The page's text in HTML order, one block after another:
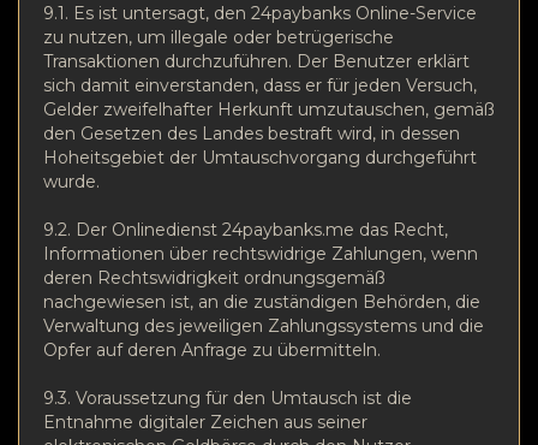
9.1. Es ist untersagt, den 24paybanks Online-Service
zu nutzen, um illegale oder betrügerische
Transaktionen durchzuführen. Der Benutzer erklärt
sich damit einverstanden, dass er für jeden Versuch,
Gelder zweifelhafter Herkunft umzutauschen, gemäß
den Gesetzen des Landes bestraft wird, in dessen
Hoheitsgebiet der Umtauschvorgang durchgeführt
wurde.
9.2. Der Onlinedienst 24paybanks.me das Recht,
Informationen über rechtswidrige Zahlungen, wenn
deren Rechtswidrigkeit ordnungsgemäß
nachgewiesen ist, an die zuständigen Behörden, die
Verwaltung des jeweiligen Zahlungssystems und die
Opfer auf deren Anfrage zu übermitteln.
9.3. Voraussetzung für den Umtausch ist die
Entnahme digitaler Zeichen aus seiner